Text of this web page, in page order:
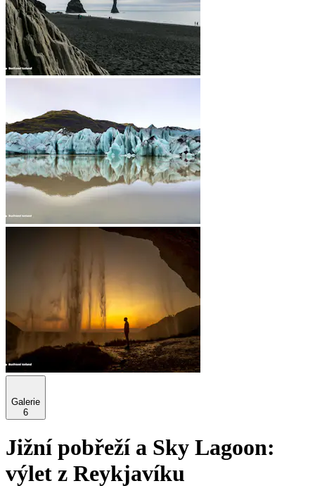
Galerie
6
Jižní pobřeží a Sky Lagoon:
výlet z Reykjavíku